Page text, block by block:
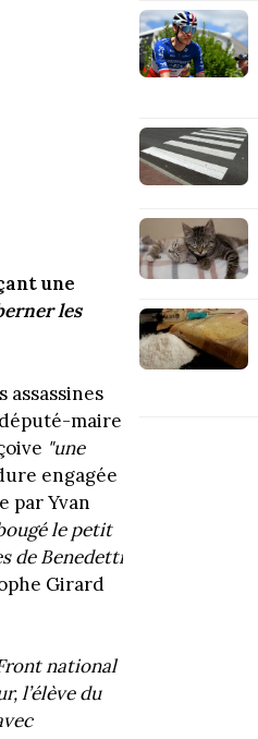
une
les
assassines
maire
"une
engagée
par Yvan
le petit
de Benedetti
Girard
national
l’élève du